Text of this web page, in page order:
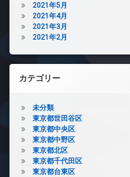
2021年5月
2021年4月
2021年3月
2021年2月
カテゴリー
未分類
東京都世田谷区
東京都中央区
東京都中野区
東京都北区
東京都千代田区
東京都台東区